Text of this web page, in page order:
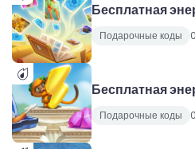
Бесплатная
Подарочные коды
Бесплатная
Подарочные коды